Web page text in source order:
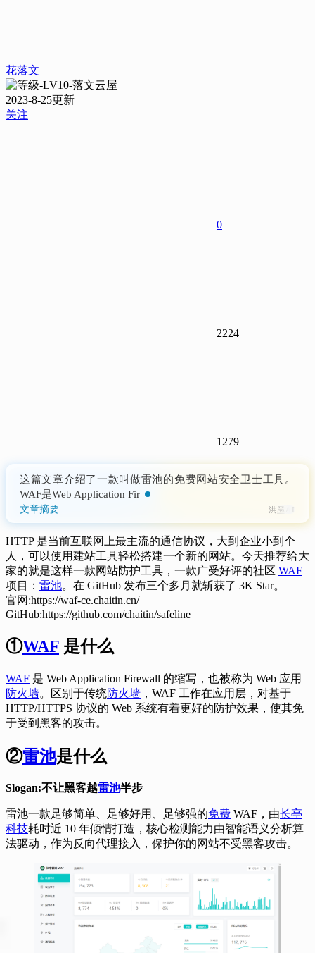
花落文
2023-8-25更新
关注
0
2224
1279
文章摘要 洪墨AI
这篇文章介绍了一款叫做雷池的免费网站安全卫士工具。
WAF是Web Application Firewall的缩写，是一种工作在应用
层的防火墙，可以保护基
HTTP 是当前互联网上最主流的通信协议，大到企业小到个
人，可以使用建站工具轻松搭建一个新的网站。今天推荐给大
家的就是这样一款网站防护工具，一款广受好评的社区
项目：雷池。在 GitHub 发布三个多月就斩获了 3K Star。
官网:https://waf-ce.chaitin.cn/
WAF 是什么
WAF是 Web Application Firewall 的缩写，也被称为 Web 应用
防火墙。区别于传统防火墙，WAF 工作在应用层，对基于
HTTP/HTTPS 协议的 Web 系统有着更好的防护效果，使其免
雷池是什么
雷池一款足够简单、足够好用、足够强的免费WAF，由长亭
科技耗时近 10 年倾情打造，核心检测能力由智能语义分析算